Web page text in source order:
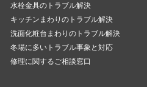
水栓金具のトラブル解決
キッチンまわりのトラブル解決
洗面化粧台まわりのトラブル解決
冬場に多いトラブル事象と対応
修理に関するご相談窓口